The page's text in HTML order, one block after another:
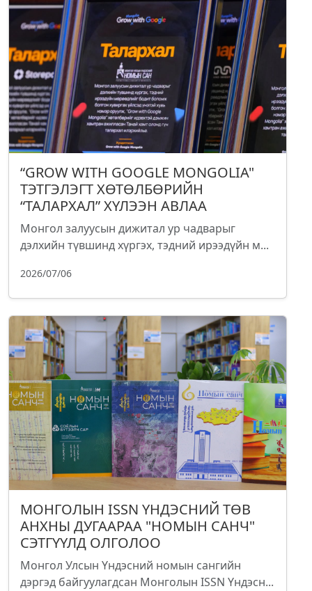
“GROW WITH GOOGLE MONGOLIA"
ТЭТГЭЛЭГТ ХӨТӨЛБӨРИЙН
“ТАЛАРХАЛ” ХҮЛЭЭН АВЛАА
Монгол залуусын дижитал ур чадварыг
дэлхийн түвшинд хүргэх, тэдний ирээдүйн м...
2026/07/06
МОНГОЛЫН ISSN ҮНДЭСНИЙ ТӨВ
АНХНЫ ДУГААРАА "НОМЫН САНЧ"
СЭТГҮҮЛД ОЛГОЛОО
Монгол Улсын Үндэсний номын сангийн
дэргэд байгуулагдсан Монголын ISSN Үндэсн...